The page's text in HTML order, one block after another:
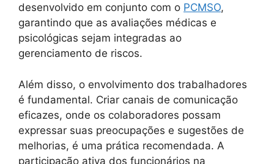
desenvolvido em conjunto com o PCMSO,
garantindo que as avaliações médicas e
psicológicas sejam integradas ao
gerenciamento de riscos.
Além disso, o envolvimento dos trabalhadores
é fundamental. Criar canais de comunicação
eficazes, onde os colaboradores possam
expressar suas preocupações e sugestões de
melhorias, é uma prática recomendada. A
participação ativa dos funcionários na